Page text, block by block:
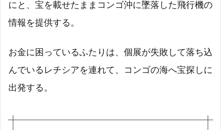
にと、宝を載せたままコンゴ沖に墜落した飛行機の
情報を提供する。
お金に困っているふたりは、個展が失敗して落ち込
んでいるレチシアを連れて、コンゴの海へ宝探しに
出発する。